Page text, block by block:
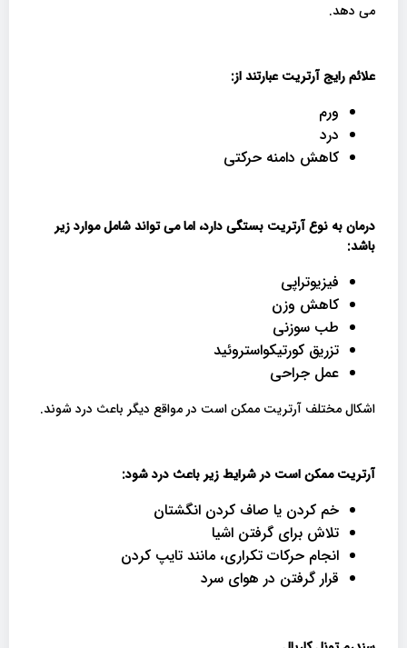
می دهد.
علائم رایج آرتریت عبارتند از:
ورم
درد
کاهش دامنه حرکتی
درمان به نوع آرتریت بستگی دارد، اما می تواند شامل موارد زیر
باشد:
فیزیوتراپی
کاهش وزن
طب سوزنی
تزریق کورتیکواستروئید
عمل جراحی
اشکال مختلف آرتریت ممکن است در مواقع دیگر باعث درد شوند.
آرتریت ممکن است در شرایط زیر باعث درد شود:
خم کردن یا صاف کردن انگشتان
تلاش برای گرفتن اشیا
انجام حرکات تکراری، مانند تایپ کردن
قرار گرفتن در هوای سرد